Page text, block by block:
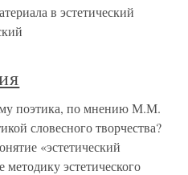
в эстетический
поэтика, по мнению М.М.
словесного творчества?
«эстетический
методику эстетического